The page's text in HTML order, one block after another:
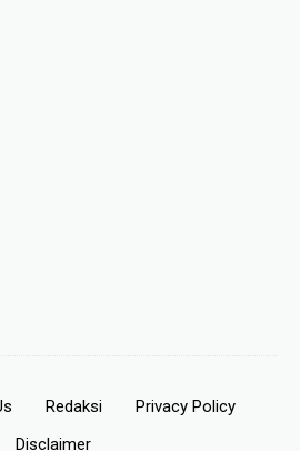
Redaksi
Privacy Policy
Disclaimer